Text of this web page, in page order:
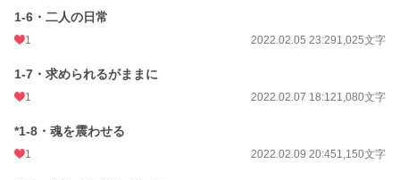
月間ポイント
年間ポイント 1,169 pt (80,503 位)
累計ポイント
1-6・二人の日常
1 2022.02.05 23:291,025文字
1-7・求められるがままに
1 2022.02.07 18:121,080文字
*1-8・魂を震わせる
1 2022.02.09 20:451,150文字